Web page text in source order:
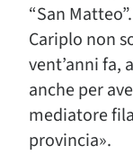
“San
Cariplo non
vent’anni fa,
anche per
mediatore
provincia».